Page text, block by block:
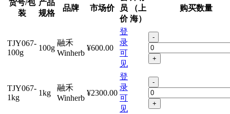
货号/包
装
产品
规格
品牌 市场价
员
价
（上
海）
购买数量
TJY067-
100g
100g
融禾
Winherb
¥600.00
登
录
可
见
-
+
TJY067-
1kg
1kg
融禾
Winherb
¥2300.00
登
录
可
见
-
+